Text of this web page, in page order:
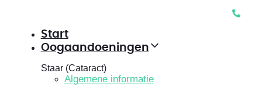
Start
Oogaandoeningen
Staar (Cataract)
Algemene informatie